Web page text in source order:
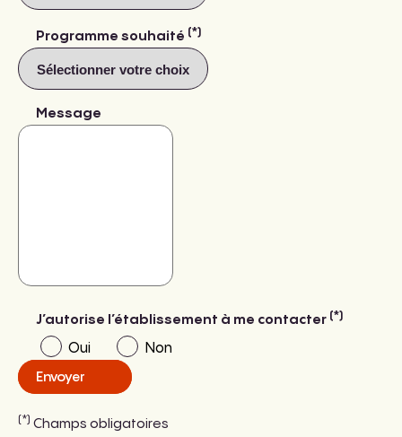
Programme souhaité (*)
Message
J’autorise l’établissement à me contacter (*)
Oui Non
Envoyer
(*) Champs obligatoires